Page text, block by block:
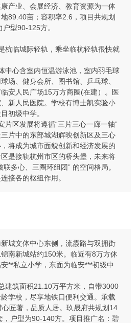
产业、会展经济、教育资源为一体
89.40亩；容积率2.6，项目共规划
型90-125方。
杭临城际轻轨，乘坐临杭轻轨很快就
中心含室内恒温游泳池，室内羽毛球
场、健身会所、图书馆、乒乓球、
安人民广场15万方商圈(在建）。医
新人民医院。学校有博士凯实验小
初级中学。
片区发展将遵循“三片三心一廊一轴”
片中的东部城湖辉映创新区及三心
将成为城市面貌创新和经济发展的
是接轨杭州市区的桥头堡，未来将
多心、三圈环组团” 的空间格局。
接各的枢纽作用。
城文体中心东侧，流霞路与双拥街
南新城站约150米。临近有8万方休
**私立小学，东面为临安***初级中
建筑面积21.10万平方米，自带3000
学校，尽享地铁口便利交通。承载
匠著，品质人居。玖晟府共规划14
，户型为90-140方。项目推广名：碧